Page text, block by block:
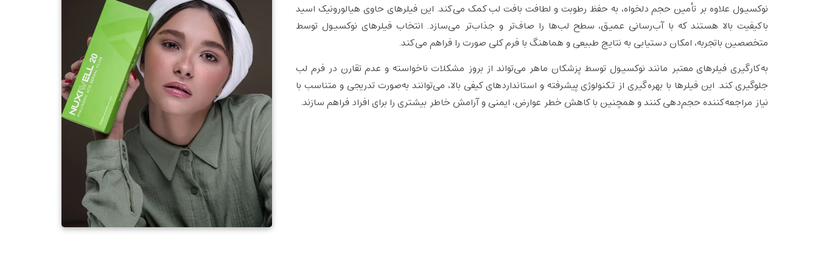
نوکسیول علاوه بر تأمین حجم دلخواه، به حفظ رطوبت و لطافت بافت لب کمک می‌کند. این فیلرهای حاوی هیالورونیک اسید
باکیفیت بالا هستند که با آب‌رسانی عمیق، سطح لب‌ها را صاف‌تر و جذاب‌تر می‌سازد. انتخاب فیلرهای نوکسیول توسط
متخصصین باتجربه، امکان دستیابی به نتایج طبیعی و هماهنگ با فرم کلی صورت را فراهم می‌کند.
به‌کارگیری فیلرهای معتبر مانند نوکسیول توسط پزشکان ماهر می‌تواند از بروز مشکلات ناخواسته و عدم تقارن در فرم لب
جلوگیری کند. این فیلرها با بهره‌گیری از تکنولوژی پیشرفته و استانداردهای کیفی بالا، می‌توانند به‌صورت تدریجی و متناسب با
نیاز مراجعه‌کننده حجم‌دهی کنند و همچنین با کاهش خطر عوارض، ایمنی و آرامش خاطر بیشتری را برای افراد فراهم سازند.